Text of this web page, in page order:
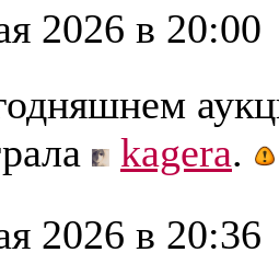
2026 в 20:00
kagera.
2026 в 20:36